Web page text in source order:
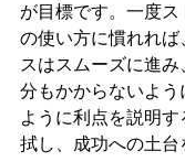
が目標です。一度ス
の使い方に慣れれ
スはスムーズに進み
分もかからないよ
ように利点を説明
拭し、成功への土台